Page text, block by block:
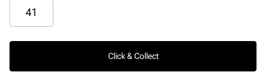
41
Click & Collect